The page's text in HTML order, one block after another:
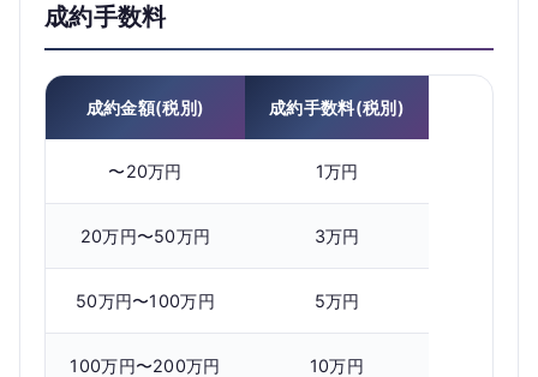
成約手数料
成約金額(税別) 成約手数料(税別)
〜20万円 1万円
20万円〜50万円 3万円
50万円〜100万円 5万円
100万円〜200万円 10万円